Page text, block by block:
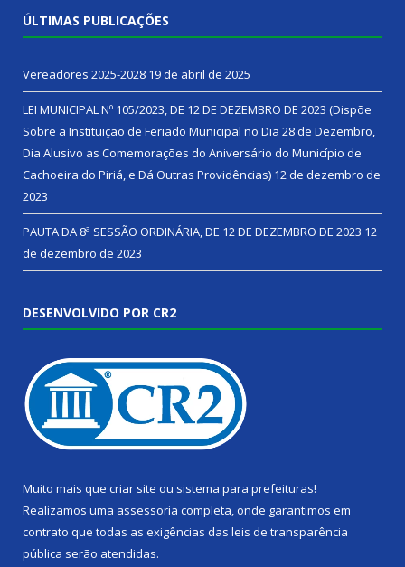
ÚLTIMAS PUBLICAÇÕES
Vereadores 2025-2028 19 de abril de 2025
LEI MUNICIPAL Nº 105/2023, DE 12 DE DEZEMBRO DE 2023 (Dispõe
Sobre a Instituição de Feriado Municipal no Dia 28 de Dezembro,
Dia Alusivo as Comemorações do Aniversário do Município de
Cachoeira do Piriá, e Dá Outras Providências) 12 de dezembro de
2023
PAUTA DA 8ª SESSÃO ORDINÁRIA, DE 12 DE DEZEMBRO DE 2023 12
de dezembro de 2023
DESENVOLVIDO POR CR2
Muito mais que criar site ou sistema para prefeituras!
Realizamos uma assessoria completa, onde garantimos em
contrato que todas as exigências das leis de transparência
pública serão atendidas.